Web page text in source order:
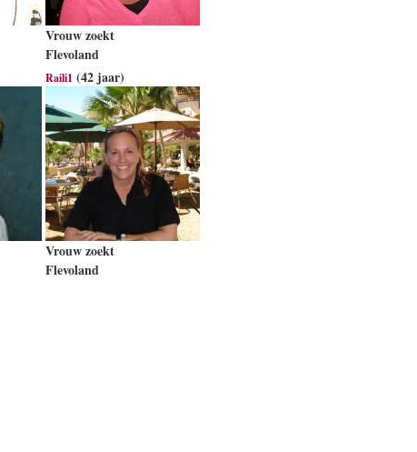
Vrouw zoekt
Flevoland
Raili1 (42 jaar)
Vrouw zoekt
Flevoland